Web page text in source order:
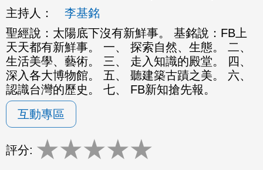
主持人：
李基銘
聖經說：太陽底下沒有新鮮事。 基銘說：FB上
天天都有新鮮事。 一、 探索自然、生態。 二、
生活美學、藝術。 三、 走入知識的殿堂。 四、
深入各大博物館。 五、 聽建築古蹟之美。 六、
認識台灣的歷史。 七、 FB新知搶先報。
互動專區
評分: ★★★★★